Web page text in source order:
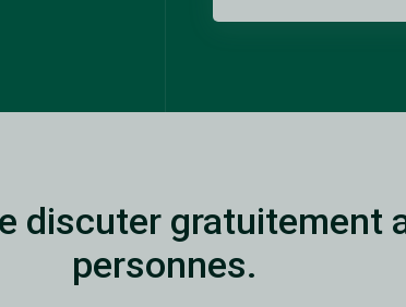
discuter gratuitement
personnes.